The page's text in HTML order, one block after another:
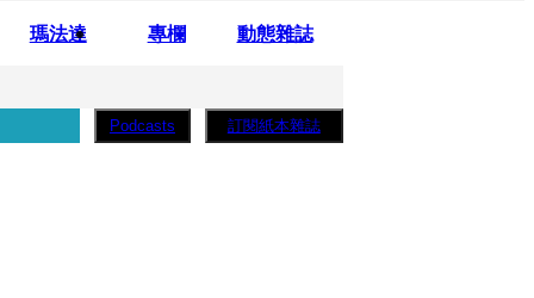
瑪法達 專欄 動態雜誌
Podcasts 訂閱紙本雜誌